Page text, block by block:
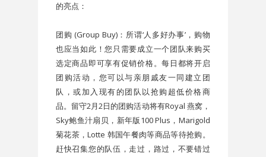
的亮点：
团购 (Group Buy)：所谓‘人多好办事’，购物
也应当如此！您只需要成立一个团队来购买
选定商品即可享有促销价格。每日都将开启
团购活动，您可以与亲朋戚友一同建立团
队，或加入现有的团队以抢购超低价格商
品。留守2月2日的团购活动将有Royal 燕窝，
Sky鲍鱼汁扇贝，新年版100 Plus，Marigold
菊花茶，Lotte 韩国午餐肉等商品等待抢购。
赶快召集您的队伍，走过，路过，不要错过